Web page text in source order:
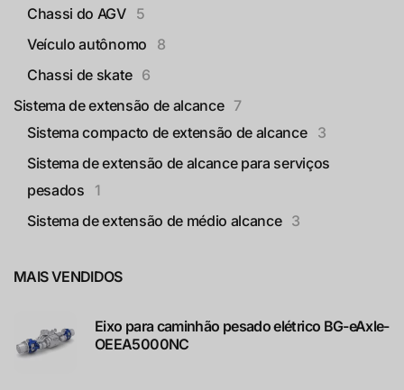
Chassi do AGV
5
Veículo autônomo
8
Chassi de skate 6
Sistema de extensão de alcance 7
Sistema compacto de extensão de alcance
3
Sistema de extensão de alcance para serviços
pesados
1
Sistema de extensão de médio alcance 3
MAIS VENDIDOS
Eixo para caminhão pesado elétrico BG-eAxle-
OEEA5000NC